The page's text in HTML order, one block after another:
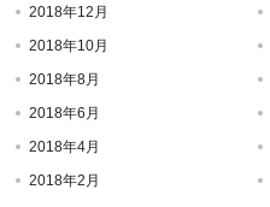
2018年12月
2018年10月
2018年8月
2018年6月
2018年4月
2018年2月